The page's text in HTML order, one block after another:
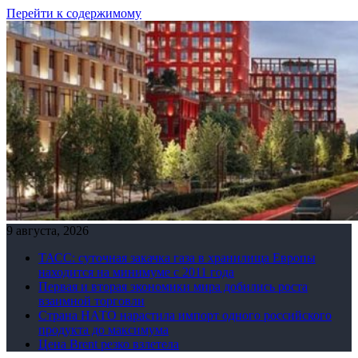
Перейти к содержимому
9 августа, 2026
ТАСС: суточная закачка газа в хранилища Европы
находится на минимуме с 2011 года
Первая и вторая экономики мира добились роста
взаимной торговли
Страна НАТО нарастила импорт одного российского
продукта до максимума
Цена Brent резко взлетела